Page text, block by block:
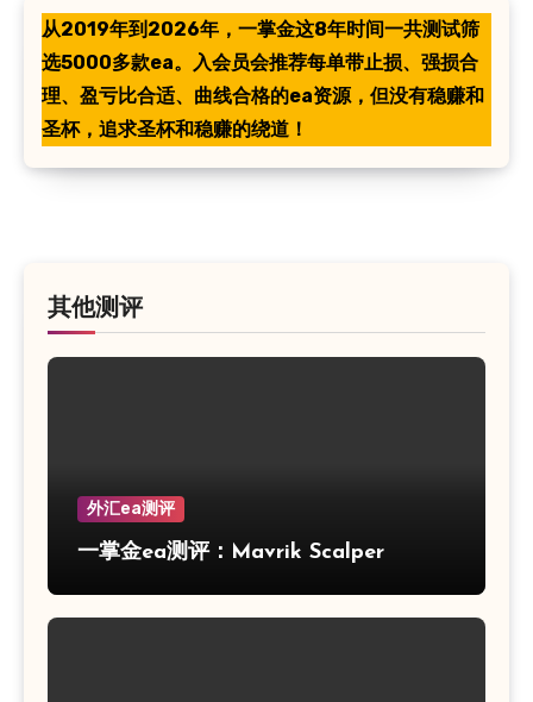
从2019年到2026年，一掌金这8年时间一共测试筛
选5000多款ea。入会员会推荐每单带止损、强损合
理、盈亏比合适、曲线合格的ea资源，但没有稳赚和
圣杯，追求圣杯和稳赚的绕道！
其他测评
外汇ea测评
一掌金ea测评：Mavrik Scalper